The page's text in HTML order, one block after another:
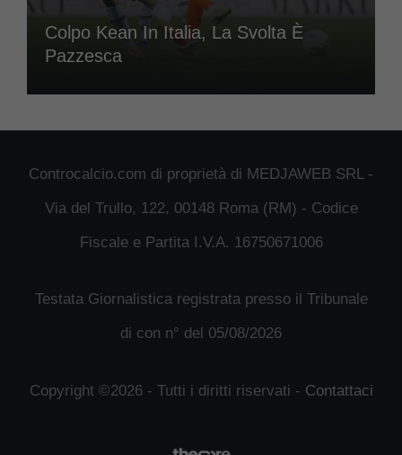
Colpo Kean In Italia, La Svolta È
Pazzesca
Controcalcio.com di proprietà di MEDJAWEB SRL -
Via del Trullo, 122, 00148 Roma (RM) - Codice
Fiscale e Partita I.V.A. 16750671006
Testata Giornalistica registrata presso il Tribunale
di con n° del 05/08/2026
Copyright ©2026 - Tutti i diritti riservati - Contattaci